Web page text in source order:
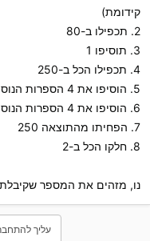
קידומת)
2. תכפילו ב-80
3. תוסיפו 1
4. תכפילו הכל ב-250
5. הוסיפו את 4 הספרות הנוספות של מספר הטלפון
6. הוסיפו את 4 הספרות הנוספות של מספר הטלפון - פעם נוספת
7. הפחיתו מהתוצאה 250
8. חלקו הכל ב-2
נו, מזהים את המספר
עליך